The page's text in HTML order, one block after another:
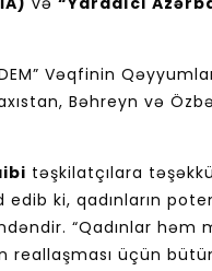
Vəqfinin
Bəhreyn və
təşkilatçılara
ki, qadınların
“Qadınlar
üçün bütün